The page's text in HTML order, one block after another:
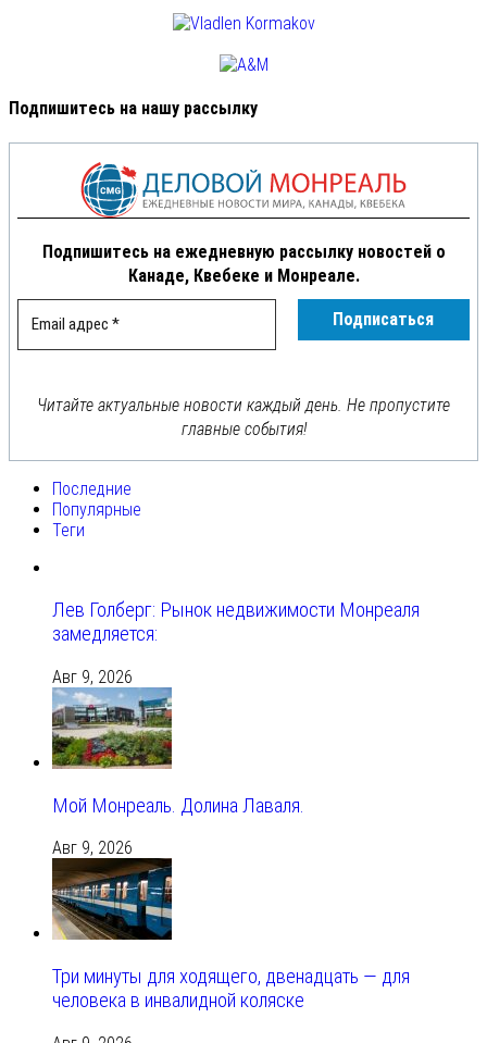
Подпишитесь на нашу рассылку
Подпишитесь на ежедневную рассылку новостей о
Канаде, Квебеке и Монреале.
Читайте актуальные новости каждый день. Не пропустите
главные события!
Последние
Популярные
Теги
Лев Голберг: Рынок недвижимости Монреаля
замедляется:
Авг 9, 2026
Мой Монреаль. Долина Лаваля.
Авг 9, 2026
Три минуты для ходящего, двенадцать — для
человека в инвалидной коляске